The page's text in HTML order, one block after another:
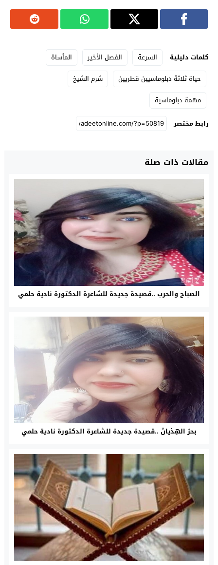
كلمات دليلية السرعة الفصل الأخير
المأساة
حياة ثلاثة دبلوماسيين قطريين
شرم الشيخ
مهمة دبلوماسية
رابط مختصر
مقالات ذات صلة
الصباح والحرب ..قصيدة جديدة للشاعرة الدكتورة نادية حلمي
بحرُ الهِذيانْ ..قصيدة جديدة للشاعرة الدكتورة نادية حلمي